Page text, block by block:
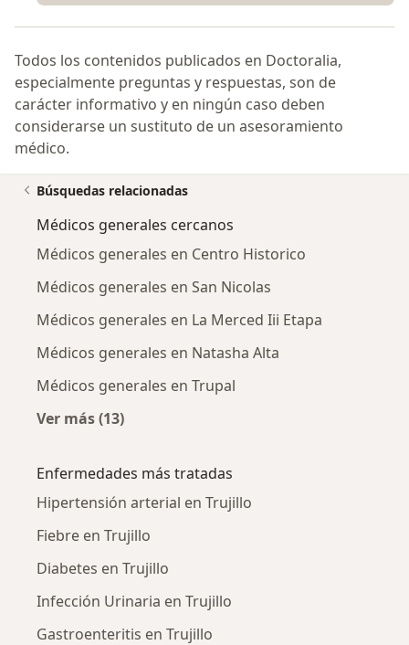
Todos los contenidos publicados en Doctoralia,
especialmente preguntas y respuestas, son de
carácter informativo y en ningún caso deben
considerarse un sustituto de un asesoramiento
médico.
Búsquedas relacionadas
Médicos generales cercanos
Médicos generales en Centro Historico
Médicos generales en San Nicolas
Médicos generales en La Merced Iii Etapa
Médicos generales en Natasha Alta
Médicos generales en Trupal
Ver más (13)
Enfermedades más tratadas
Hipertensión arterial en Trujillo
Fiebre en Trujillo
Diabetes en Trujillo
Infección Urinaria en Trujillo
Gastroenteritis en Trujillo